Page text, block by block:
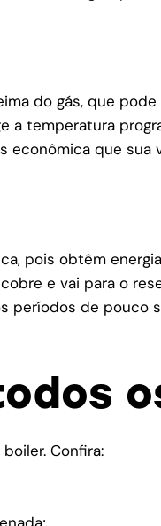
do gás, que pode
a temperatura
econômica que
pois obtêm
e vai para o
períodos de pouco
Confira: